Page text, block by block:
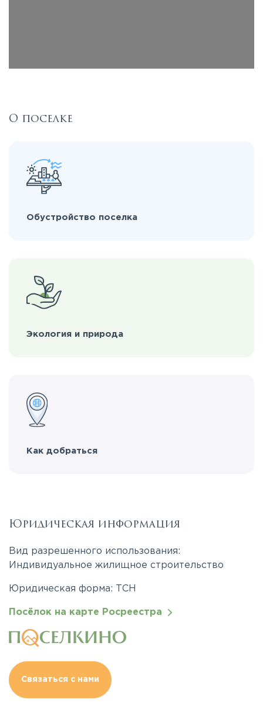
О поселке
Обустройство поселка
Экология и природа
Как добраться
Юридическая информация
Вид разрешенного использования:
Индивидуальное жилищное строительство
Юридическая форма: ТСН
Посёлок на карте Росреестра
Связаться с нами